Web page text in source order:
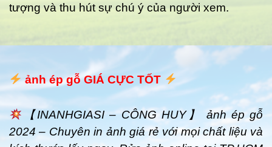
tượng và thu hút sự chú ý của người xem.
ảnh ép gỗ GIÁ CỰC TỐT
【INANHGIASI – CÔNG HUY】 ảnh ép gỗ
2024 – Chuyên in ảnh giá rẻ với mọi chất liệu và